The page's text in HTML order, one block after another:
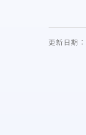
更新日期：